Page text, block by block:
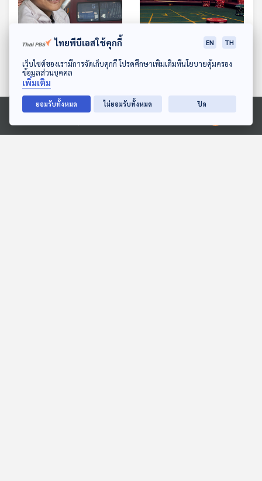
ดาวน์โหลด Thai PBS Podcast Application
Ⓒ 2020 องค์การกระจายเสียงและแพร่ภาพสาธารณะแห่งประเทศไทย
EP. 443: รัฐสวัสดิการ
โอกาสและความท้ายของ
ระบบเศรษฐกิจไทย
เศรษฐกิจติดบ้าน
EP. 444: เอนเทอร์เทนเมน
ต์คอมเพล็กซ์ สถานบันเทิง
หรือยัง
ตอนที่เกี่ยวข้อง
ไทยพีบีเอสใช้คุกกี้ EN TH
เว็บไซต์ของเรามีการจัดเก็บคุกกี้ โปรดศึกษาเพิ่มเติมที่นโยบายคุ้มครอง
ข้อมูลส่วนบุคคล
เพิ่มเติม
ยอมรับทั้งหมด ไม่ยอมรับทั้งหมด ปิด